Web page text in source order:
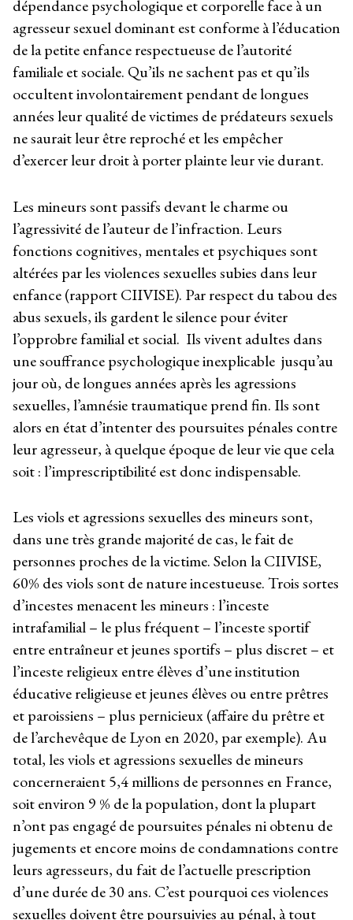
dépendance psychologique et corporelle face à un
agresseur sexuel dominant est conforme à l’éducation
de la petite enfance respectueuse de l’autorité
familiale et sociale. Qu’ils ne sachent pas et qu’ils
occultent involontairement pendant de longues
années leur qualité de victimes de prédateurs sexuels
ne saurait leur être reproché et les empêcher
d’exercer leur droit à porter plainte leur vie durant.
Les mineurs sont passifs devant le charme ou
l’agressivité de l’auteur de l’infraction. Leurs
fonctions cognitives, mentales et psychiques sont
altérées par les violences sexuelles subies dans leur
enfance (rapport CIIVISE). Par respect du tabou des
abus sexuels, ils gardent le silence pour éviter
l’opprobre familial et social. Ils vivent adultes dans
une souffrance psychologique inexplicable jusqu’au
jour où, de longues années après les agressions
sexuelles, l’amnésie traumatique prend fin. Ils sont
alors en état d’intenter des poursuites pénales contre
leur agresseur, à quelque époque de leur vie que cela
soit : l’imprescriptibilité est donc indispensable.
Les viols et agressions sexuelles des mineurs sont,
dans une très grande majorité de cas, le fait de
personnes proches de la victime. Selon la CIIVISE,
60% des viols sont de nature incestueuse. Trois sortes
d’incestes menacent les mineurs : l’inceste
intrafamilial – le plus fréquent – l’inceste sportif
entre entraîneur et jeunes sportifs – plus discret – et
l’inceste religieux entre élèves d’une institution
éducative religieuse et jeunes élèves ou entre prêtres
et paroissiens – plus pernicieux (affaire du prêtre et
de l’archevêque de Lyon en 2020, par exemple). Au
total, les viols et agressions sexuelles de mineurs
concerneraient 5,4 millions de personnes en France,
soit environ 9 % de la population, dont la plupart
n’ont pas engagé de poursuites pénales ni obtenu de
jugements et encore moins de condamnations contre
leurs agresseurs, du fait de l’actuelle prescription
d’une durée de 30 ans. C’est pourquoi ces violences
sexuelles doivent être poursuivies au pénal, à tout